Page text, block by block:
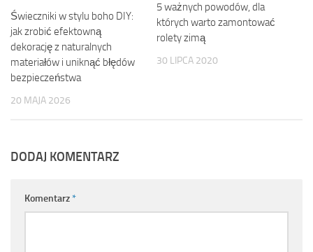
Świeczniki w stylu boho DIY:
jak zrobić efektowną
dekorację z naturalnych
materiałów i uniknąć błędów
bezpieczeństwa
20 MAJA 2026
5 ważnych powodów, dla
których warto zamontować
rolety zimą
30 LIPCA 2020
DODAJ KOMENTARZ
Komentarz*